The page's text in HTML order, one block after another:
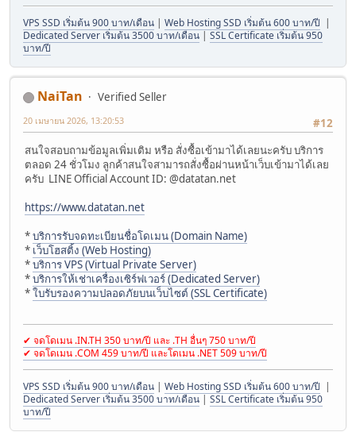
VPS SSD เริ่มต้น 900 บาท/เดือน | Web Hosting SSD เริ่มต้น 600 บาท/ปี |
Dedicated Server เริ่มต้น 3500 บาท/เดือน | SSL Certificate เริ่มต้น 950
บาท/ปี
NaiTan
Verified Seller
#12
20 เมษายน 2026, 13:20:53
สนใจสอบถามข้อมูลเพิ่มเติม หรือ สั่งซื้อเข้ามาได้เลยนะครับ บริการ
ตลอด 24 ชั่วโมง ลูกค้าสนใจสามารถสั่งซื้อผ่านหน้าเว็บเข้ามาได้เลย
ครับ LINE Official Account ID: @datatan.net
https://www.datatan.net
*บริการรับจดทะเบียนชื่อโดเมน (Domain Name)
* เว็บโฮสติ้ง (Web Hosting)
*บริการ VPS (Virtual Private Server)
*บริการให้เช่าเครื่องเซิร์ฟเวอร์ (Dedicated Server)
*ใบรับรองความปลอดภัยบนเว็บไซต์ (SSL Certificate)
✔ จดโดเมน .IN.TH 350 บาท/ปี และ .TH อื่นๆ 750 บาท/ปี
✔ จดโดเมน .COM 459 บาท/ปี และโดเมน .NET 509 บาท/ปี
VPS SSD เริ่มต้น 900 บาท/เดือน | Web Hosting SSD เริ่มต้น 600 บาท/ปี |
Dedicated Server เริ่มต้น 3500 บาท/เดือน | SSL Certificate เริ่มต้น 950
บาท/ปี